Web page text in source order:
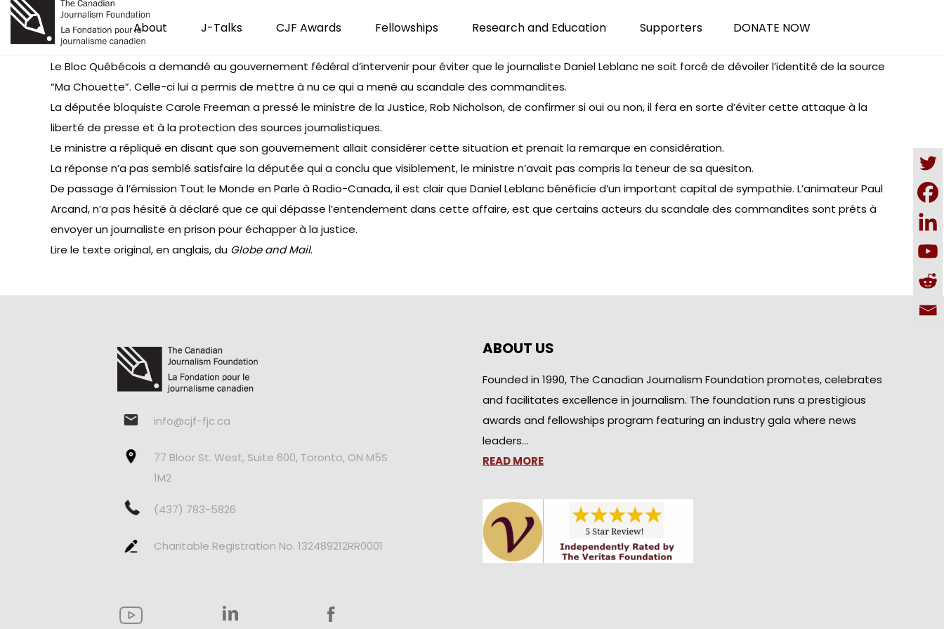
About J-Talks CJF Awards Fellowships Research and Education Supporters DONATE NOW
Le Bloc Québécois a demandé au gouvernement fédéral d’intervenir pour éviter que le journaliste Daniel Leblanc ne soit forcé de dévoiler l’identité de la source
“Ma Chouette”. Celle-ci lui a permis de mettre à nu ce qui a mené au scandale des commandites.
La députée bloquiste Carole Freeman a pressé le ministre de la Justice, Rob Nicholson, de confirmer si oui ou non, il fera en sorte d’éviter cette attaque à la
liberté de presse et à la protection des sources journalistiques.
Le ministre a répliqué en disant que son gouvernement allait considérer cette situation et prenait la remarque en considération.
La réponse n’a pas semblé satisfaire la députée qui a conclu que visiblement, le ministre n’avait pas compris la teneur de sa quesiton.
De passage à l’émission Tout le Monde en Parle à Radio-Canada, il est clair que Daniel Leblanc bénéficie d’un important capital de sympathie. L’animateur Paul
Arcand, n’a pas hésité à déclaré que ce qui dépasse l’entendement dans cette affaire, est que certains acteurs du scandale des commandites sont prêts à
envoyer un journaliste en prison pour échapper à la justice.
Lire le texte original, en anglais, du Globe and Mail.
info@cjf-fjc.ca
77 Bloor St. West, Suite 600, Toronto, ON M5S
1M2
(437) 783-5826
Charitable Registration No. 132489212RR0001
ABOUT US
Founded in 1990, The Canadian Journalism Foundation promotes, celebrates
and facilitates excellence in journalism. The foundation runs a prestigious
awards and fellowships program featuring an industry gala where news
leaders…
READ MORE